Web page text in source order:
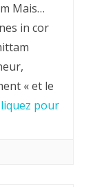
Mais…
in cor
« et le
pour